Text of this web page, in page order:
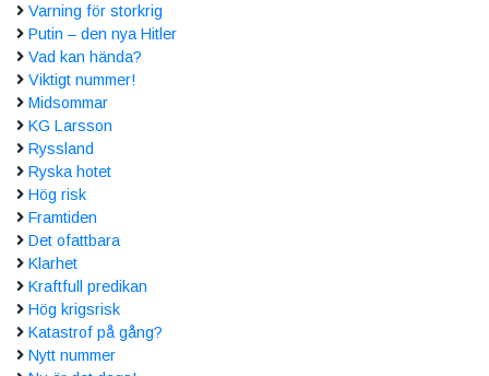
Varning för storkrig
Putin – den nya Hitler
Vad kan hända?
Viktigt nummer!
Midsommar
KG Larsson
Ryssland
Ryska hotet
Hög risk
Framtiden
Det ofattbara
Klarhet
Kraftfull predikan
Hög krigsrisk
Katastrof på gång?
Nytt nummer